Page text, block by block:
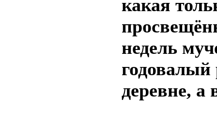
какая
недель
годовалый
деревне, а